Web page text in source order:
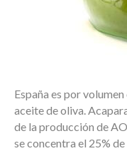
España es por
aceite de oliva.
de la producción de
se concentra el 25%